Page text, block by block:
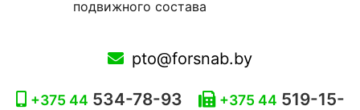
подвижного состава
pto@forsnab.by
+375 44 534-78-93 +375 44 519-15-